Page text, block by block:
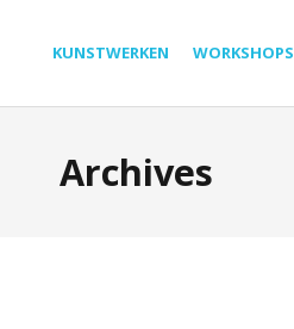
KUNSTWERKEN WORKSHOPS
Archives